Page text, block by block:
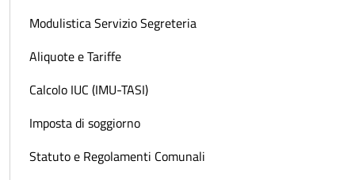
Modulistica Servizio Segreteria
Aliquote e Tariffe
Calcolo IUC (IMU-TASI)
Imposta di soggiorno
Statuto e Regolamenti Comunali